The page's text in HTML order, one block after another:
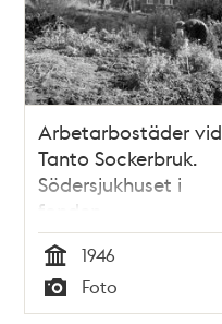
Arbetarbostäder vid
Tanto Sockerbruk.
Södersjukhuset i
fonden
Tid
1946
Typ
Foto